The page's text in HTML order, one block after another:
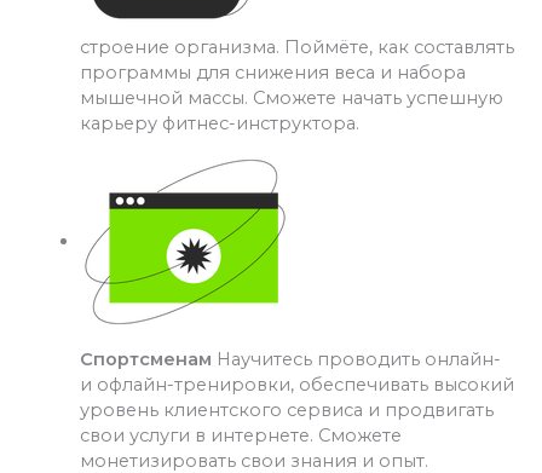
строение организма. Поймёте, как составлять
программы для снижения веса и набора
мышечной массы. Сможете начать успешную
карьеру фитнес-инструктора.
Спортсменам Научитесь проводить онлайн-
и офлайн-тренировки, обеспечивать высокий
уровень клиентского сервиса и продвигать
свои услуги в интернете. Сможете
монетизировать свои знания и опыт.